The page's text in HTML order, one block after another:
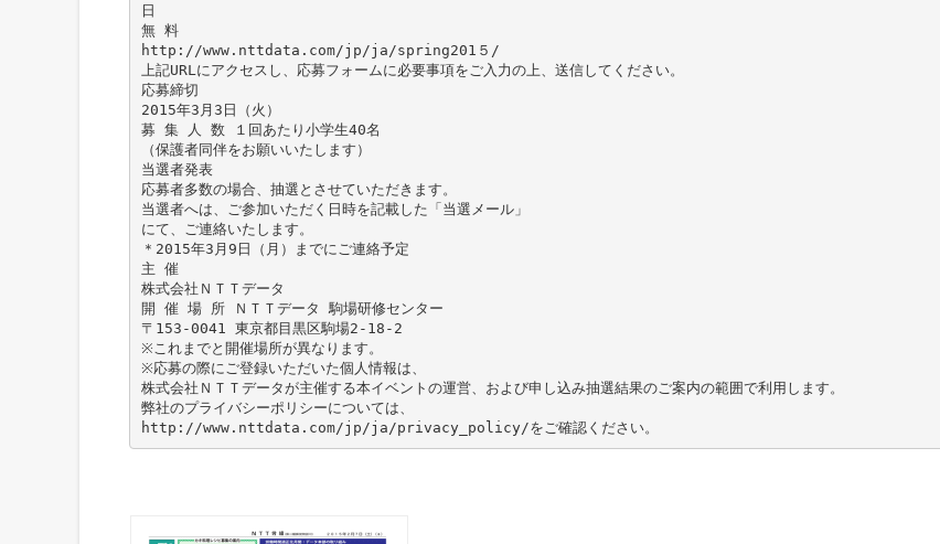
日
無 料
http://www.nttdata.com/jp/ja/spring201５/
上記URLにアクセスし、応募フォームに必要事項をご入力の上、送信してください。
応募締切
2015年3月3日（火）
募 集 人 数 １回あたり小学生40名
（保護者同伴をお願いいたします）
当選者発表
応募者多数の場合、抽選とさせていただきます。
当選者へは、ご参加いただく日時を記載した「当選メール」
にて、ご連絡いたします。
＊2015年3月9日（月）までにご連絡予定
主 催
株式会社ＮＴＴデータ
開 催 場 所 ＮＴＴデータ 駒場研修センター
〒153-0041 東京都目黒区駒場2-18-2
※これまでと開催場所が異なります。
※応募の際にご登録いただいた個人情報は、
株式会社ＮＴＴデータが主催する本イベントの運営、および申し込み抽選結果のご案内の範囲で利用します。
弊社のプライバシーポリシーについては、